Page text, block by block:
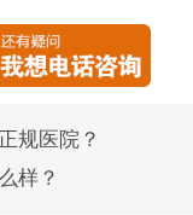
规医院？
样？